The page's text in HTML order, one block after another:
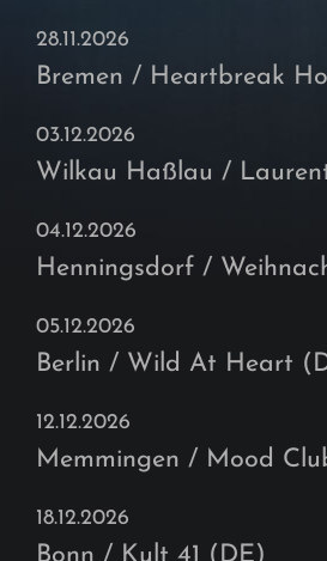
28.11.2026
Bremen / Heartbreak
03.12.2026
Wilkau Haßlau /
04.12.2026
Henningsdorf /
05.12.2026
Berlin / Wild At Heart
12.12.2026
Memmingen / Mood
18.12.2026
Bonn / Kult 41 (DE)